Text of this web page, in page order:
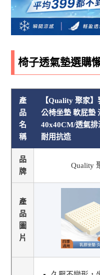
椅子透氣墊選購
產
品
名
稱
【Quality 聚家
公椅坐墊 軟屁墊
40x40CM/透氣
耐用抗造
品
牌
Quality
產
品
圖
片